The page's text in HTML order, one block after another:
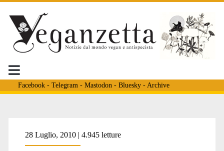
Facebook- Telegram - Mastodon - Bluesky- Archive
Tag:
28 Luglio, 2010 | 4.945 letture